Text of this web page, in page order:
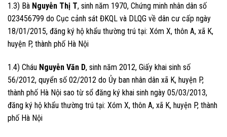
1.3) Bà Nguyễn Thị T, sinh năm 1970, Chứng minh nhân dân số
023456799 do Cục cảnh sát ĐKQL và DLQG về dân cư cấp ngày
18/01/2015, đăng ký hộ khẩu thường trú tại: Xóm X, thôn A, xã K,
huyện P, thành phố Hà Nội
1.4) Cháu Nguyễn Văn D, sinh năm 2012, Giấy khai sinh số
56/2012, quyển số 02/2012 do Ủy ban nhân dân xã K, huyện P,
thành phố Hà Nội sao từ sổ đăng ký khai sinh ngày 05/03/2013,
đăng ký hộ khẩu thường trú tại: Xóm X, thôn A, xã K, huyện P, thành
phố Hà Nội